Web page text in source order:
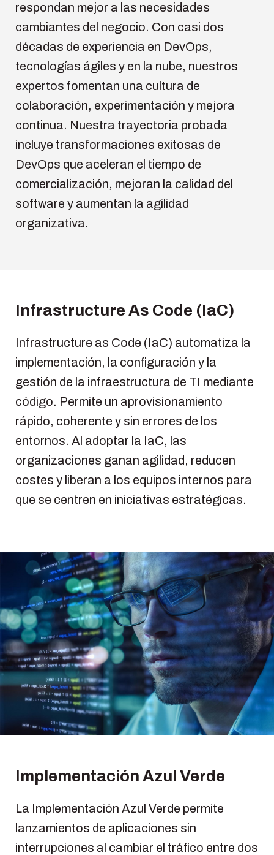
respondan mejor a las necesidades
cambiantes del negocio. Con casi dos
décadas de experiencia en DevOps,
tecnologías ágiles y en la nube, nuestros
expertos fomentan una cultura de
colaboración, experimentación y mejora
continua. Nuestra trayectoria probada
incluye transformaciones exitosas de
DevOps que aceleran el tiempo de
comercialización, mejoran la calidad del
software y aumentan la agilidad
organizativa.
Infrastructure As Code (IaC)
Infrastructure as Code (IaC) automatiza la
implementación, la configuración y la
gestión de la infraestructura de TI mediante
código. Permite un aprovisionamiento
rápido, coherente y sin errores de los
entornos. Al adoptar la IaC, las
organizaciones ganan agilidad, reducen
costes y liberan a los equipos internos para
que se centren en iniciativas estratégicas.
Implementación Azul Verde
La Implementación Azul Verde permite
lanzamientos de aplicaciones sin
interrupciones al cambiar el tráfico entre dos